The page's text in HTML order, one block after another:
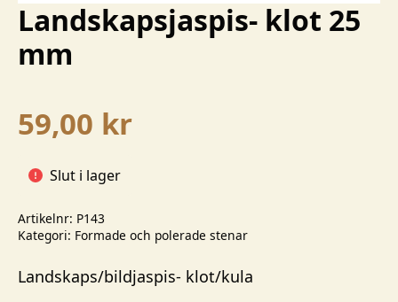
Landskapsjaspis- klot 25
mm
59,00 kr
Slut i lager
Artikelnr: P143
Kategori: Formade och polerade stenar
Landskaps/bildjaspis- klot/kula